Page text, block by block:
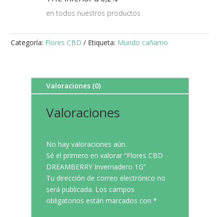
en todos nuestros productos
Categoría: Flores CBD Etiqueta: Mundo cañamo
Valoraciones (0)
Valoraciones
No hay valoraciones aún.
Sé el primero en valorar “Flores CBD
DREAMBERRY Invernadero 1G”
Tu dirección de correo electrónico no
será publicada. Los campos
obligatorios están marcados con *